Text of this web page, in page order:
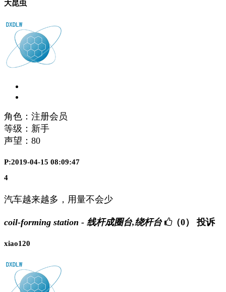
大昆虫
角色：注册会员
等级：新手
声望： 80
P:2019-04-15 08:09:47
4
汽车越来越多，用量不会少
coil-forming station - 线杆成圈台,绕杆台 （0） 投诉
xiao120